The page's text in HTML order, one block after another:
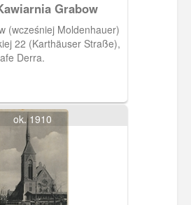
Grabow
(wcześniej Moldenhauer)
22 (Karthäuser Straße),
Derra.
ok. 1910